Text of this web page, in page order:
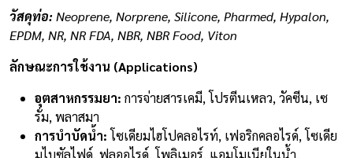
วัสดุท่อ:Neoprene, Norprene, Silicone, Pharmed, Hypalon,
EPDM, NR, NR FDA, NBR, NBR Food, Viton
ลักษณะการใช้งาน (Applications)
อุตสาหกรรมยา: การจ่ายสารเคมี, โปรตีนเหลว, วัคซีน, เซ
รั่ม, พลาสมา
การบำบัดน้ำ: โซเดียมไฮโปคลอไรท์, เฟอริกคลอไรด์, โซเดีย
มไบซัลไฟด์, ฟลูออไรด์, โพลิเมอร์, แอมโมเนียในน้ำ,